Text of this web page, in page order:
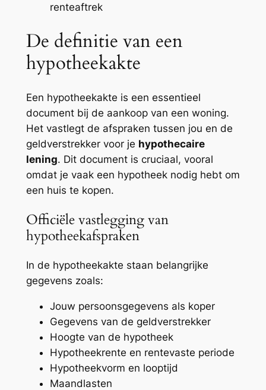
renteaftrek
De definitie van een
hypotheekakte
Een hypotheekakte is een essentieel
document bij de aankoop van een woning.
Het vastlegt de afspraken tussen jou en de
geldverstrekker voor je hypothecaire
lening. Dit document is cruciaal, vooral
omdat je vaak een hypotheek nodig hebt om
een huis te kopen.
Officiële vastlegging van
hypotheekafspraken
In de hypotheekakte staan belangrijke
gegevens zoals:
Jouw persoonsgegevens als koper
Gegevens van de geldverstrekker
Hoogte van de hypotheek
Hypotheekrente en rentevaste periode
Hypotheekvorm en looptijd
Maandlasten